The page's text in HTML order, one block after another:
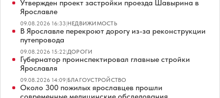
Утвержден проект застройки проезда Шавырина в
Ярославле
09.08.2026 16:33|НЕДВИЖИМОСТЬ
В Ярославле перекроют дорогу из-за реконструкции
путепровода
09.08.2026 15:22|ДОРОГИ
Губернатор проинспектировал главные стройки
Ярославля
09.08.2026 14:09|БЛАГОУСТРОЙСТВО
Около 300 пожилых ярославцев прошли
современные медицинские обследования